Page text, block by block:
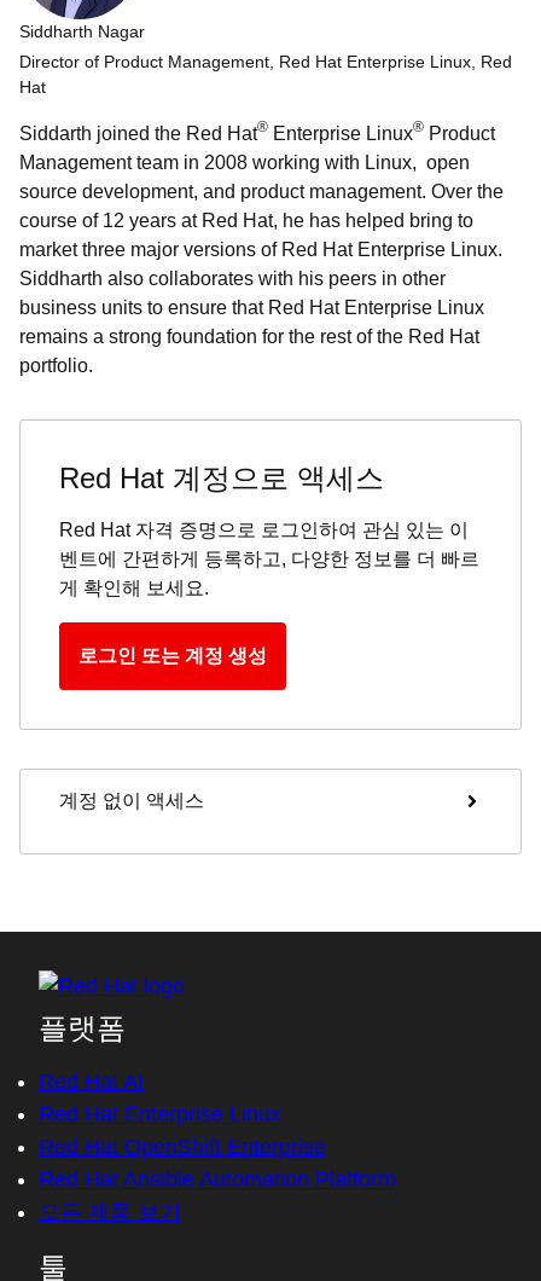
Siddharth Nagar
Director of Product Management, Red Hat Enterprise Linux, Red
Hat
Siddarth joined the Red Hat® Enterprise Linux® Product
Management team in 2008 working with Linux, open
source development, and product management. Over the
course of 12 years at Red Hat, he has helped bring to
market three major versions of Red Hat Enterprise Linux.
Siddharth also collaborates with his peers in other
business units to ensure that Red Hat Enterprise Linux
remains a strong foundation for the rest of the Red Hat
portfolio.
Red Hat 계정으로 액세스
Red Hat 자격 증명으로 로그인하여 관심 있는 이
벤트에 간편하게 등록하고, 다양한 정보를 더 빠르
게 확인해 보세요.
로그인 또는 계정 생성
계정 없이 액세스
플랫폼
Red Hat AI
Red Hat Enterprise Linux
Red Hat OpenShift Enterprise
Red Hat Ansible Automation Platform
모든 제품 보기
툴